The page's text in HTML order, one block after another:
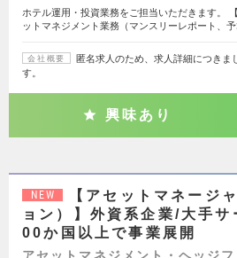
ホテル運用・投資業務をご担当いただきます。
ットマネジメント業務（マンスリーレポート、
会社概要
匿名求人のため、求人詳細につきま
す。
興味あり
NEW
【アセットマネージ
ョン）】外資系企業/大手
00か国以上で事業展開